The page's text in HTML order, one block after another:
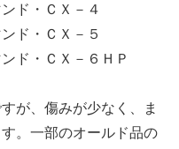
ド・ＣＸ－４
ド・ＣＸ－５
ド・ＣＸ－６ＨＰ
が、傷みが少なく、ま
。一部のオールド品の